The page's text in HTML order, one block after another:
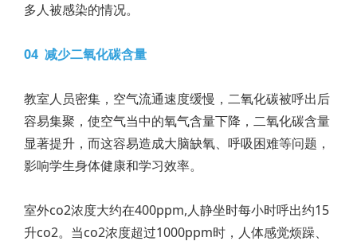
多人被感染的情况。
04 减少二氧化碳含量
教室人员密集，空气流通速度缓慢，二氧化碳被呼出后
容易集聚，使空气当中的氧气含量下降，二氧化碳含量
显著提升，而这容易造成大脑缺氧、呼吸困难等问题，
影响学生身体健康和学习效率。
室外co2浓度大约在400ppm,人静坐时每小时呼出约15
升co2。当co2浓度超过1000ppm时，人体感觉烦躁、